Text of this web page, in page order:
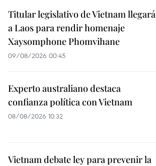
Titular legislativo de Vietnam llegará
a Laos para rendir homenaje
Xaysomphone Phomvihane
09/08/2026 00:45
Experto australiano destaca
confianza política con Vietnam
08/08/2026 10:32
Vietnam debate ley para prevenir la